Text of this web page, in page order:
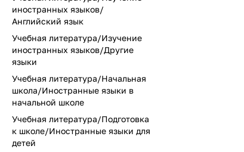
иностранных языков/
Английский язык
Учебная литература/Изучение
иностранных языков/Другие
языки
Учебная литература/Начальная
школа/Иностранные языки в
начальной школе
Учебная литература/Подготовка
к школе/Иностранные языки для
детей